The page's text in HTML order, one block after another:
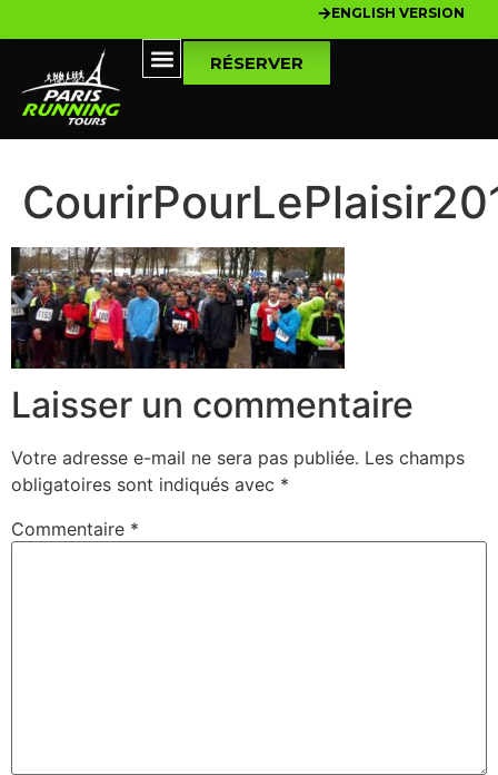
ENGLISH VERSION
RÉSERVER
Laisser un commentaire
Votre adresse e-mail ne sera pas publiée. Les champs
obligatoires sont indiqués avec *
Commentaire *